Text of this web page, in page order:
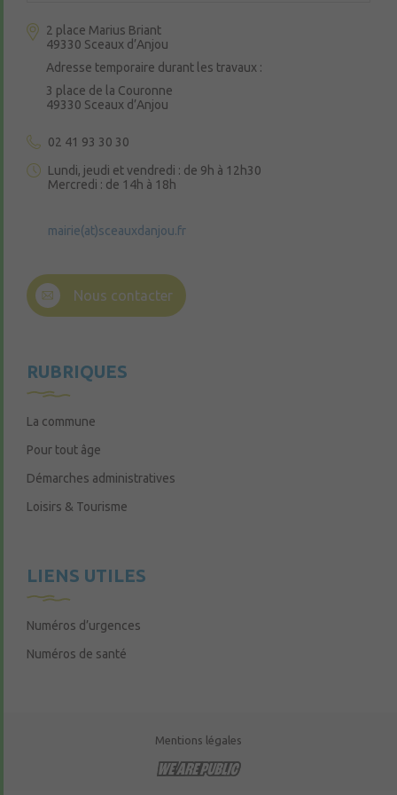
2 place Marius Briant
49330 Sceaux d’Anjou
Adresse temporaire durant les travaux :
3 place de la Couronne
49330 Sceaux d’Anjou
02 41 93 30 30
Lundi, jeudi et vendredi : de 9h à 12h30
Mercredi : de 14h à 18h
mairie(at)sceauxdanjou.fr
Nous contacter
RUBRIQUES
La commune
Pour tout âge
Démarches administratives
Loisirs & Tourisme
LIENS UTILES
Numéros d’urgences
Numéros de santé
Mentions légales